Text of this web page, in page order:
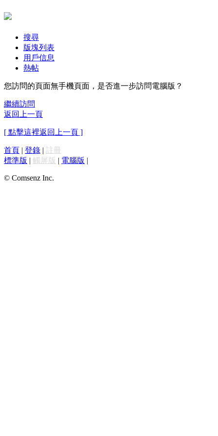
搜尋
版塊列表
用戶信息
熱帖
您訪問的頁面無手機頁面，是否進一步訪問電腦版？
繼續訪問
返回上一頁
[ 點擊這裡返回上一頁 ]
首頁 | 登錄 | 註冊
標準版 | 觸屏版 | 電腦版 |
© Comsenz Inc.